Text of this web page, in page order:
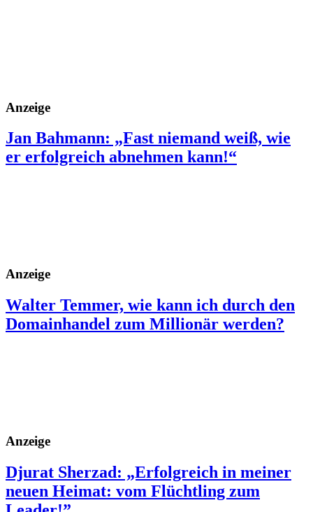
Anzeige
Jan Bahmann: „Fast niemand weiß, wie
er erfolgreich abnehmen kann!“
Anzeige
Walter Temmer, wie kann ich durch den
Domainhandel zum Millionär werden?
Anzeige
Djurat Sherzad: „Erfolgreich in meiner
neuen Heimat: vom Flüchtling zum